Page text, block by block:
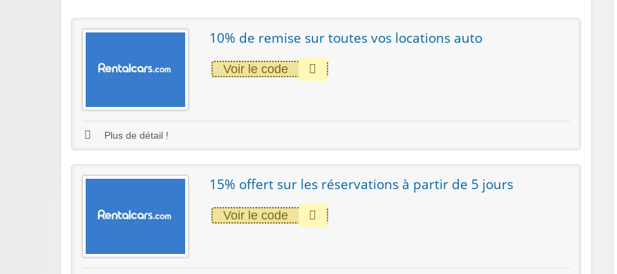
10% de remise sur toutes vos locations auto
Voir le code
Plus de détail !
15% offert sur les réservations à partir de 5 jours
Voir le code